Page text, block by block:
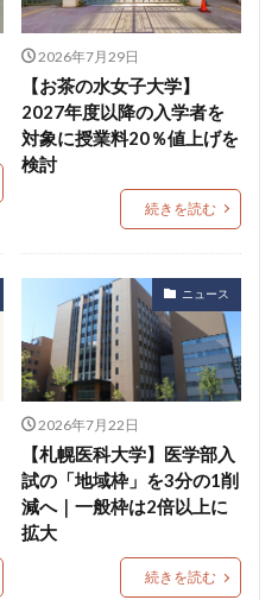
2026年7月29日
【お茶の水女子大学】
2027年度以降の入学者を
対象に授業料20％値上げを
検討
続きを読む
ニュース
2026年7月22日
【札幌医科大学】医学部入
試の「地域枠」を3分の1削
減へ｜一般枠は2倍以上に
拡大
続きを読む